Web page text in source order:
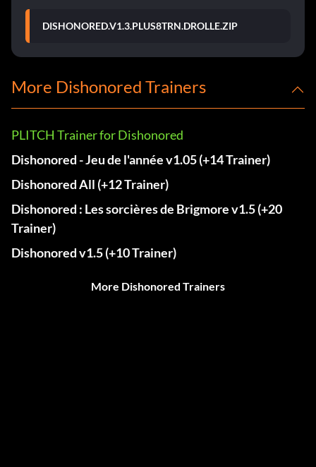
DISHONORED.V1.3.PLUS8TRN.DROLLE.ZIP
More Dishonored Trainers
PLITCH Trainer for Dishonored
Dishonored - Jeu de l'année v1.05 (+14 Trainer)
Dishonored All (+12 Trainer)
Dishonored : Les sorcières de Brigmore v1.5 (+20
Trainer)
Dishonored v1.5 (+10 Trainer)
More Dishonored Trainers